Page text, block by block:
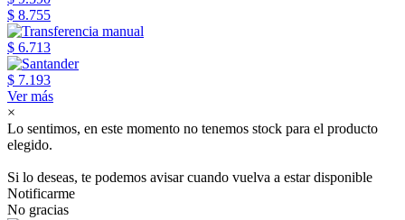
$ 8.755
$ 6.713
$ 7.193
Ver más
×
Lo sentimos, en este momento no tenemos stock para el producto
elegido.
Si lo deseas, te podemos avisar cuando vuelva a estar disponible
Notificarme
No gracias